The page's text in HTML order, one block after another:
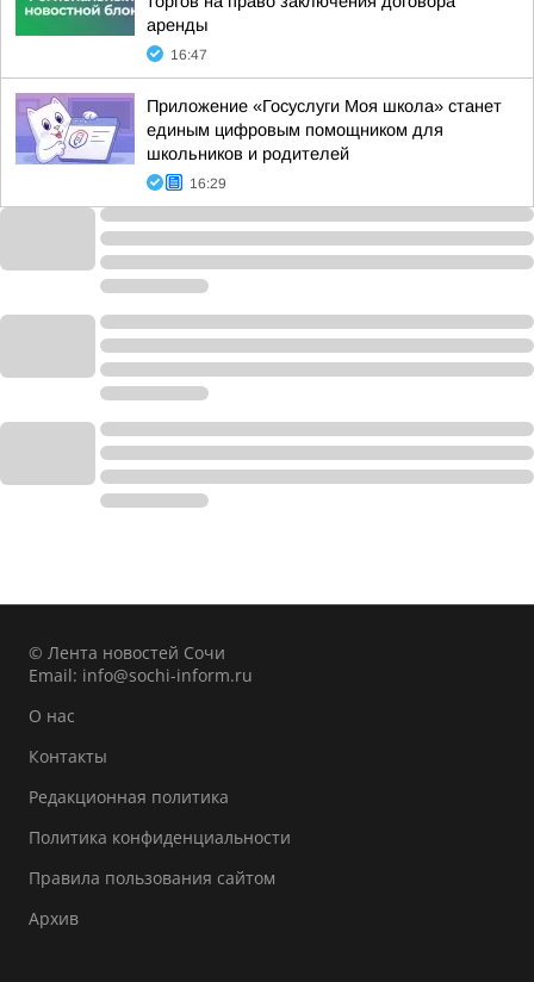
аренды
16:47
Приложение «Госуслуги Моя школа» станет
единым цифровым помощником для
школьников и родителей
16:29
© Лента новостей Сочи
Email: info@sochi-inform.ru
О нас
Контакты
Редакционная политика
Политика конфиденциальности
Правила пользования сайтом
Архив